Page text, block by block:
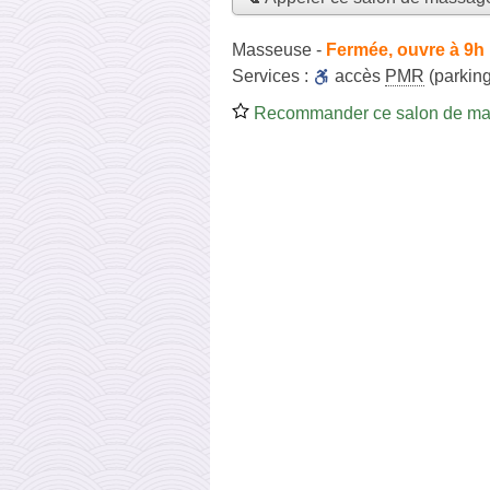
Masseuse - Fermée, ouvre à 9h
Services :
accès PMR
Recommander ce salon de